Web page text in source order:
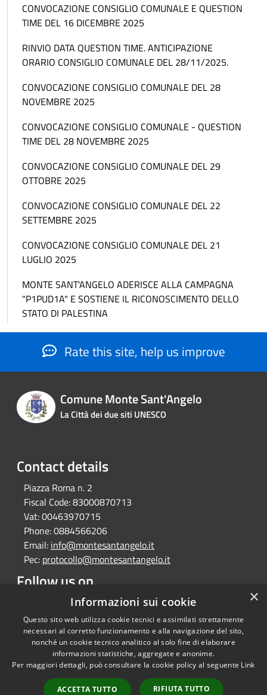
CONVOCAZIONE CONSIGLIO COMUNALE E QUESTION
TIME DEL 16 DICEMBRE 2025
RINVIO DATA QUESTION TIME. ANTICIPAZIONE
ORARIO CONSIGLIO COMUNALE DEL 28/11/2025.
CONVOCAZIONE CONSIGLIO COMUNALE DEL 28
NOVEMBRE 2025
CONVOCAZIONE CONSIGLIO COMUNALE - QUESTION
TIME DEL 28 NOVEMBRE 2025
CONVOCAZIONE CONSIGLIO COMUNALE DEL 29
OTTOBRE 2025
CONVOCAZIONE CONSIGLIO COMUNALE DEL 22
SETTEMBRE 2025
CONVOCAZIONE CONSIGLIO COMUNALE DEL 21
LUGLIO 2025
MONTE SANT'ANGELO ADERISCE ALLA CAMPAGNA
"P1PUD1A" E SOSTIENE IL RICONOSCIMENTO DELLO
STATO DI PALESTINA
Rate this site, help us improve
Comune Monte Sant'Angelo
La Città dei due siti UNESCO
Contact details
Piazza Roma n. 2
Fiscal Code:83000870713
Vat:00463970715
Phone:0884566206
Email: info@montesantangelo.it
Pec: protocollo@montesantangelo.it
Follow us on
FacebookYoutubeInstagramTelegramWhatsapp
RSS
Accessibility
Copyright © 2026 • Comune
Monte Sant'Angelo • Powered
byMunicipium Admin
×
Informazioni sui cookie
Questo sito web utilizza cookie tecnici e assimilati strettamente
necessari al corretto funzionamento e alla navigazione del sito,
nonché un cookie tecnico analitico al solo fine di elaborare
informazioni statistiche, aggregate e anonime.
Per maggiori dettagli, può consultare la cookie policy al seguente Link
ACCETTA TUTTO RIFIUTA TUTTO